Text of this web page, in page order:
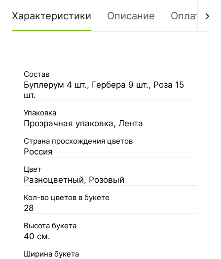
Характеристики Описание Оплата
Состав
Буплерум 4 шт., Гербера 9 шт., Роза 15
шт.
Упаковка
Прозрачная упаковка, Лента
Страна просхождения цветов
Россия
Цвет
Разноцветный, Розовый
Кол-во цветов в букете
28
Высота букета
40 см.
Ширина букета